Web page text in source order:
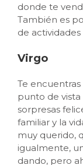
donde te
También es
de
Virgo
Te
punto de vista
sorpresas
familiar y la
muy querido,
igualmente,
dando, pero